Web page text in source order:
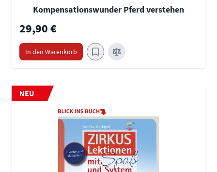
Kompensationswunder Pferd verstehen
29,90 €
In den Warenkorb
NEU